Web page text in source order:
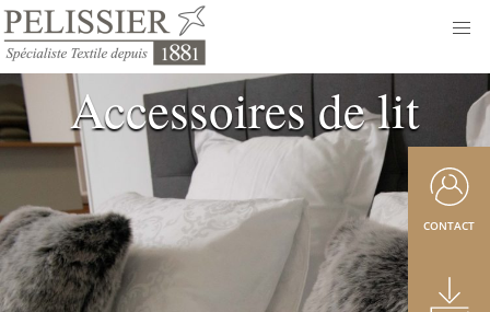
Accessoires de lit
CONTACT